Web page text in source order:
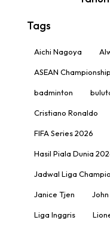
Tags
Aichi Nagoya
ASEAN
badminton
Cristiano Ronaldo
FIFA Series 2026
Hasil Piala Dunia
Jadwal Liga
Janice Tjen
Liga Inggris